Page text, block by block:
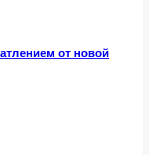
от новой